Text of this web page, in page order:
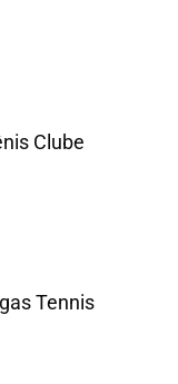
Clube
Tennis